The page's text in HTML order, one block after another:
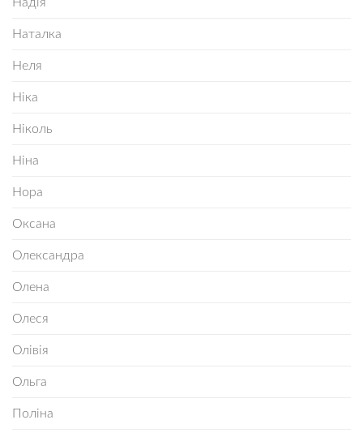
Надія
Наталка
Неля
Ніка
Ніколь
Ніна
Нора
Оксана
Олександра
Олена
Олеся
Олівія
Ольга
Поліна